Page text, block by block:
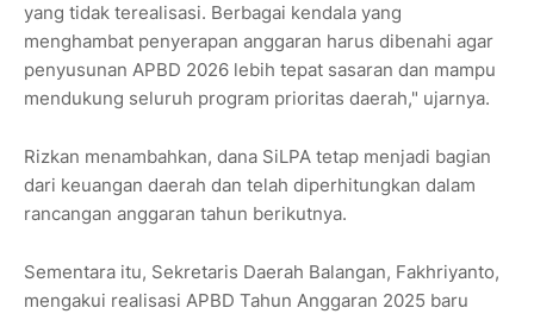
yang tidak terealisasi. Berbagai kendala yang
menghambat penyerapan anggaran harus dibenahi agar
penyusunan APBD 2026 lebih tepat sasaran dan mampu
mendukung seluruh program prioritas daerah," ujarnya.
Rizkan menambahkan, dana SiLPA tetap menjadi bagian
dari keuangan daerah dan telah diperhitungkan dalam
rancangan anggaran tahun berikutnya.
Sementara itu, Sekretaris Daerah Balangan, Fakhriyanto,
mengakui realisasi APBD Tahun Anggaran 2025 baru